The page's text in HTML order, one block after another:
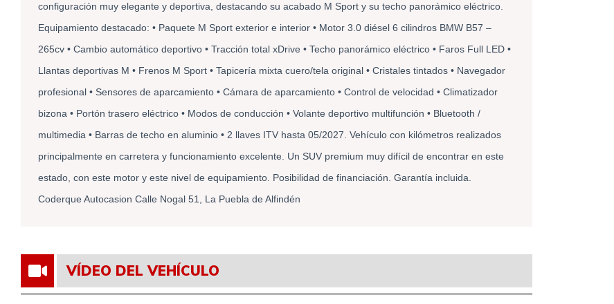
configuración muy elegante y deportiva, destacando su acabado M Sport y su techo panorámico eléctrico.
Equipamiento destacado: • Paquete M Sport exterior e interior • Motor 3.0 diésel 6 cilindros BMW B57 –
265cv • Cambio automático deportivo • Tracción total xDrive • Techo panorámico eléctrico • Faros Full LED •
Llantas deportivas M • Frenos M Sport • Tapicería mixta cuero/tela original • Cristales tintados • Navegador
profesional • Sensores de aparcamiento • Cámara de aparcamiento • Control de velocidad • Climatizador
bizona • Portón trasero eléctrico • Modos de conducción • Volante deportivo multifunción • Bluetooth /
multimedia • Barras de techo en aluminio • 2 llaves ITV hasta 05/2027. Vehículo con kilómetros realizados
principalmente en carretera y funcionamiento excelente. Un SUV premium muy difícil de encontrar en este
estado, con este motor y este nivel de equipamiento. Posibilidad de financiación. Garantía incluida.
Coderque Autocasion Calle Nogal 51, La Puebla de Alfindén
VÍDEO DEL VEHÍCULO